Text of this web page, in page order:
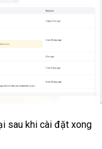
sau khi cài đặt xong